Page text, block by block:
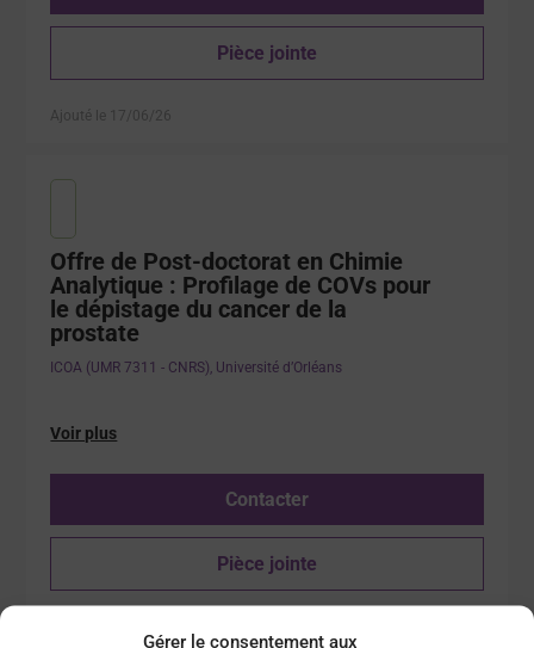
Gérer le consentement aux
Pièce jointe
Ajouté le 17/06/26
Offre de Post-doctorat en Chimie
Analytique : Profilage de COVs pour
le dépistage du cancer de la
prostate
ICOA (UMR 7311 - CNRS), Université d’Orléans
Voir plus
Contacter
Pièce jointe